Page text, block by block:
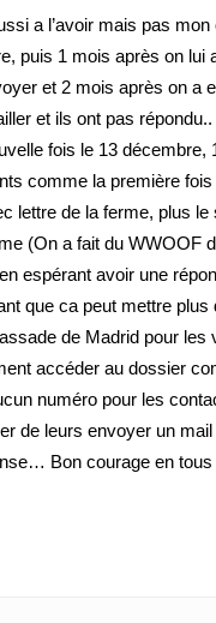
a l’avoir mais pas
puis 1 mois après on lui
et 2 mois après on a
et ils ont pas
fois le 13 décembre,
comme la première
lettre de la ferme, plus le
(On a fait du WWOOF
espérant avoir une
que ca peut mettre plus
de Madrid pour les
accéder au dossier
numéro pour les
de leurs envoyer un
Bon courage en tous